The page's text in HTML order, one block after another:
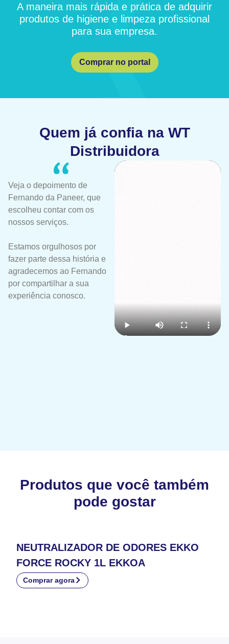
A maneira mais rápida e prática de adquirir
produtos de higiene e limpeza profissional
para sua empresa.
Comprar no portal
Quem já confia na WT
Distribuidora
Veja o depoimento de
Fernando da Paneer, que
escolheu contar com os
nossos serviços.
Estamos orgulhosos por
fazer parte dessa história e
agradecemos ao Fernando
por compartilhar a sua
experiência conosco.
Produtos que você também
pode gostar
NEUTRALIZADOR DE ODORES EKKO
FORCE ROCKY 1L EKKOA
Comprar agora